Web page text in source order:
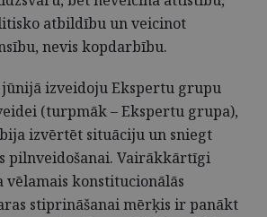
atbildību un veicinot
nevis kopdarbību.
jūnijā izveidoju Ekspertu grupu
(turpmāk – Ekspertu grupa),
izvērtēt situāciju un sniegt
pilnveidošanai. Vairākkārtīgi
vēlamais konstitucionālās
stiprināšanai mērķis ir panākt